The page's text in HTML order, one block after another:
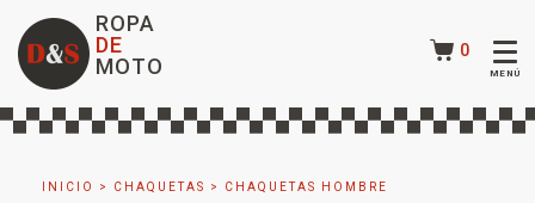
ROPA
DE
MOTO
0
INICIO > CHAQUETAS > CHAQUETAS HOMBRE